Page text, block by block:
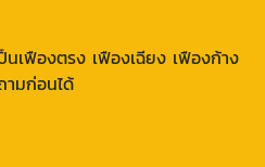
เฟืองตรง เฟืองเฉียง เฟืองก้าง
มก่อนได้